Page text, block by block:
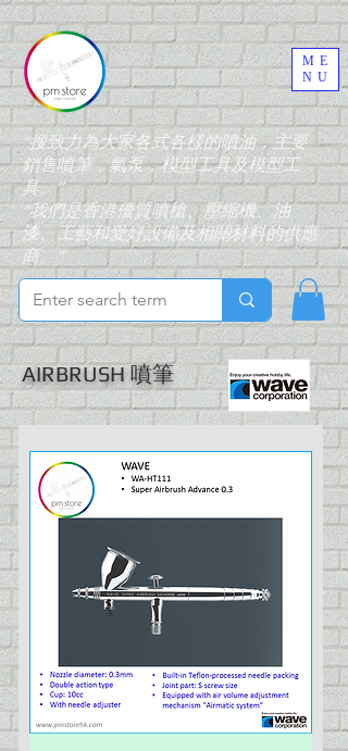
“搜致力為大家各式各樣的噴油，主要
銷售噴筆，氣泵，模型工具及模型工
具。”
“我們是香港優質噴槍、壓縮機、油
漆、工藝和愛好設備及相關材料的供應
商。”
ME
NU
AIRBRUSH 噴筆